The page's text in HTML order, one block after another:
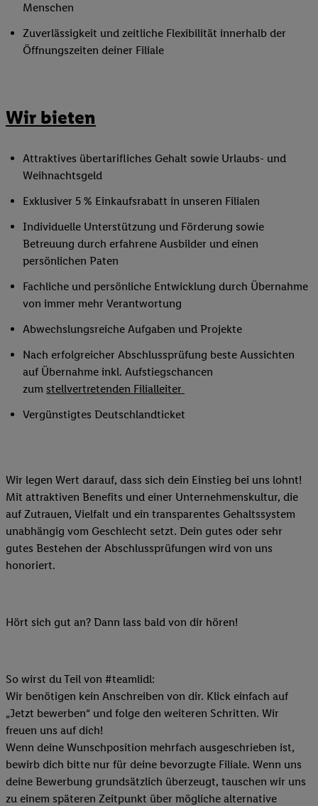
Menschen
Zuverlässigkeit und zeitliche Flexibilität innerhalb der
Öffnungszeiten deiner Filiale
Wir bieten
Attraktives übertarifliches Gehalt sowie Urlaubs- und
Weihnachtsgeld
Exklusiver 5 % Einkaufsrabatt in unseren Filialen
Individuelle Unterstützung und Förderung sowie
Betreuung durch erfahrene Ausbilder und einen
persönlichen Paten
Fachliche und persönliche Entwicklung durch Übernahme
von immer mehr Verantwortung
Abwechslungsreiche Aufgaben und Projekte
Nach erfolgreicher Abschlussprüfung beste Aussichten
auf Übernahme inkl. Aufstiegschancen
zum stellvertretenden Filialleiter
Vergünstigtes Deutschlandticket
Wir legen Wert darauf, dass sich dein Einstieg bei uns lohnt!
Mit attraktiven Benefits und einer Unternehmenskultur, die
auf Zutrauen, Vielfalt und ein transparentes Gehaltssystem
unabhängig vom Geschlecht setzt. Dein gutes oder sehr
gutes Bestehen der Abschlussprüfungen wird von uns
honoriert.
Hört sich gut an? Dann lass bald von dir hören!
So wirst du Teil von #teamlidl:
Wir benötigen kein Anschreiben von dir. Klick einfach auf
„Jetzt bewerben“ und folge den weiteren Schritten. Wir
freuen uns auf dich!
Wenn deine Wunschposition mehrfach ausgeschrieben ist,
bewirb dich bitte nur für deine bevorzugte Filiale. Wenn uns
deine Bewerbung grundsätzlich überzeugt, tauschen wir uns
zu einem späteren Zeitpunkt über mögliche alternative